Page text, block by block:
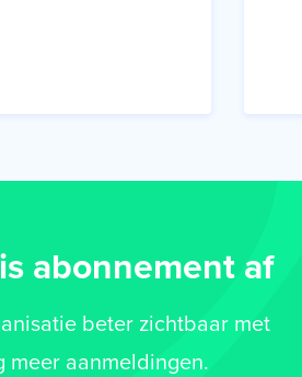
abonnement af
beter zichtbaar met
meer aanmeldingen.